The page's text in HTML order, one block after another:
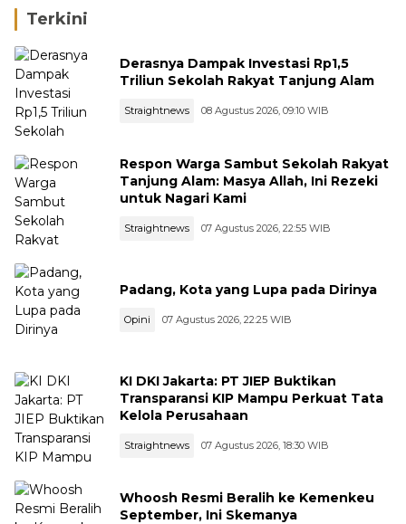
Terkini
Derasnya Dampak Investasi Rp1,5
Triliun Sekolah Rakyat Tanjung Alam
Straightnews 08 Agustus 2026, 09:10 WIB
Respon Warga Sambut Sekolah Rakyat
Tanjung Alam: Masya Allah, Ini Rezeki
untuk Nagari Kami
Straightnews 07 Agustus 2026, 22:55 WIB
Padang, Kota yang Lupa pada Dirinya
Opini 07 Agustus 2026, 22:25 WIB
KI DKI Jakarta: PT JIEP Buktikan
Transparansi KIP Mampu Perkuat Tata
Kelola Perusahaan
Straightnews 07 Agustus 2026, 18:30 WIB
Whoosh Resmi Beralih ke Kemenkeu
September, Ini Skemanya